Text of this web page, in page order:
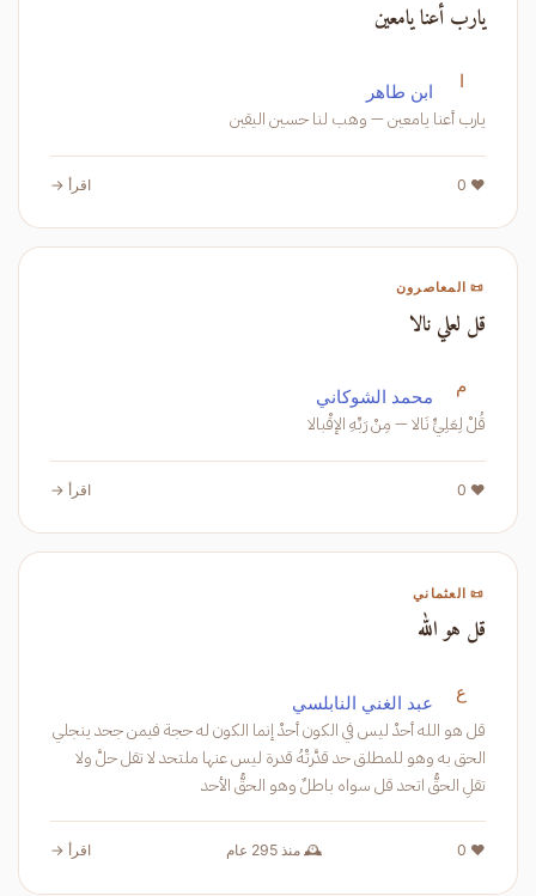
يارب أعنا يامعين
ا ابن طاهر
يارب أعنا يامعين — وهب لنا حسين اليقين
❤️ 0 اقرأ →
📜 المعاصرون
قل لعلي نالا
م محمد الشوكاني
قُلْ لِعَلِيٍّ نَالا — مِنْ رَبِّهِ الإقْبالا
❤️ 0 اقرأ →
📜 العثماني
قل هو الله
ع عبد الغني النابلسي
قل هو الله أحدْ ليس في الكون أحدْ إنما الكون له حجة فيمن جحد ينجلي
الحق به وهو للمطلق حد قدَّرتْهُ قدرة ليس عنها ملتحد لا تقل حلَّ ولا
تقلِ الحقُّ اتحد قل سواه باطلٌ وهو الحقُّ الأحد
❤️ 0 🕰️ منذ 295 عام اقرأ →